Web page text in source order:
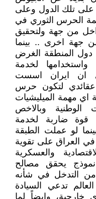
على تلك الدول وعلى
الحرس الثوري في
من جهة ولتحقيق
جهة اخرى .. بينما
دول المنطقة الغرض
لخدمة
ان ايران اسست
عقائدي لتكون حرس
اي مهمة الميليشيات
الوطنية وبالاخص
قوة ضاربة لخدمة
لو عملت الطبقة
في العراق على تقوية
والعسكرية
نموذج يحقق مصالح
من التدخل في شأنه
تدعي السيادة
خارجية، وايضاً لما